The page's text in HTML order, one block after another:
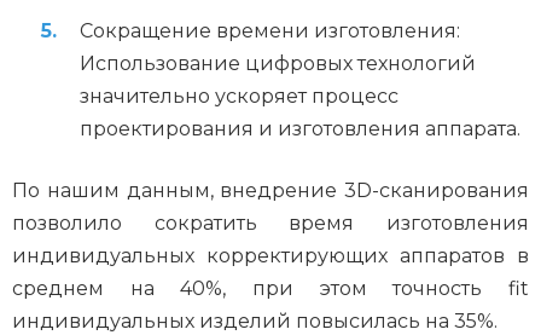
Сокращение времени изготовления:
Использование цифровых технологий
значительно ускоряет процесс
проектирования и изготовления аппарата.
По нашим данным, внедрение 3D-сканирования
позволило сократить время изготовления
индивидуальных корректирующих аппаратов в
среднем на 40%, при этом точность fit
индивидуальных изделий повысилась на 35%.